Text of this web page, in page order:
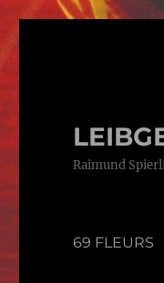
Raimund
69 FLEURS